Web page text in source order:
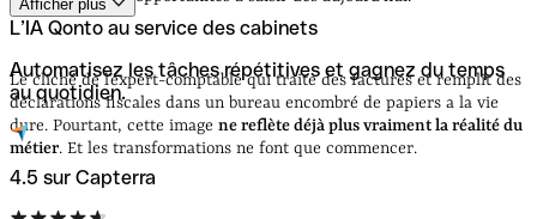
Afficher plus
L’IA Qonto au service des cabinets
Automatisez les tâches répétitives et gagnez du temps
au quotidien.
4.5 sur Capterra
des métiers liés à la relation client et aux fonctions
support Les cabinets comptables au défi des
compétences
Le cliché de l’expert-comptable qui traite des factures et remplit des
déclarations fiscales dans un bureau encombré de papiers a la vie
dure. Pourtant, cette image ne reflète déjà plus vraiment la réalité du
métier. Et les transformations ne font que commencer.